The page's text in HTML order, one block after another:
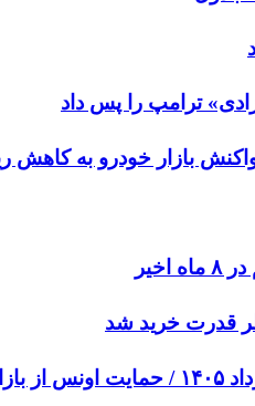
قدرت خرید شد